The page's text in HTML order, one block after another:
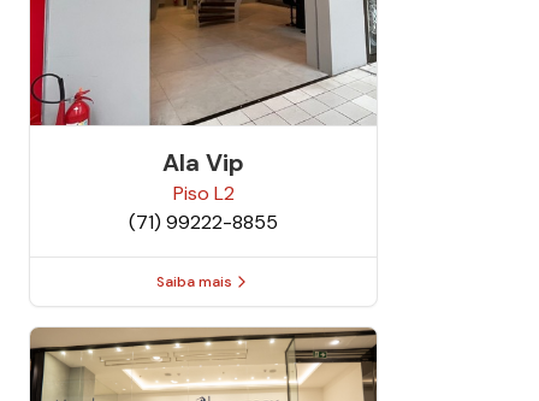
Ala Vip
Piso L2
(71) 99222-8855
Saiba mais